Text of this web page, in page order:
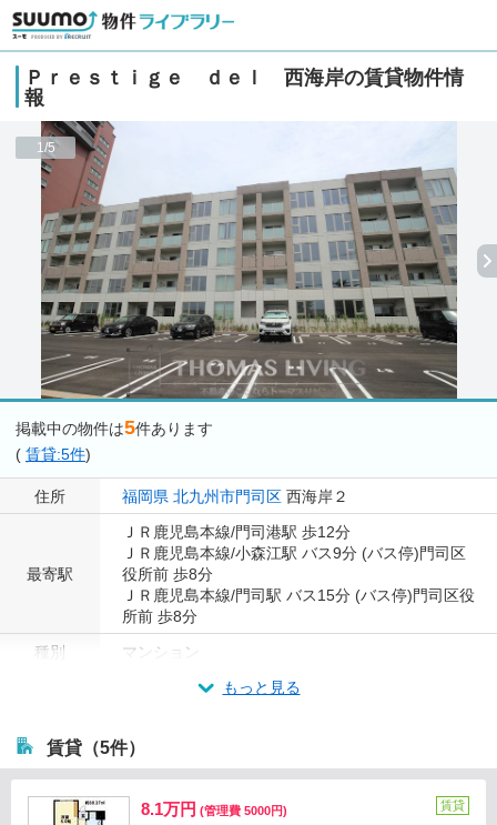
Ｐｒｅｓｔｉｇｅ ｄｅｌ 西海岸の賃貸物件情
報
1/5
掲載中の物件は5件あります
( 賃貸:5件)
住所 福岡県 北九州市門司区 西海岸２
最寄駅
ＪＲ鹿児島本線/門司港駅 歩12分
ＪＲ鹿児島本線/小森江駅 バス9分 (バス停)門司区
役所前 歩8分
ＪＲ鹿児島本線/門司駅 バス15分 (バス停)門司区役
所前 歩8分
種別
マンション
もっと見る
賃貸（5件）
8.1万円 (管理費 5000円) 賃貸